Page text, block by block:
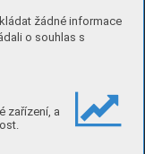
žádné informace
o souhlas s
zařízení, a